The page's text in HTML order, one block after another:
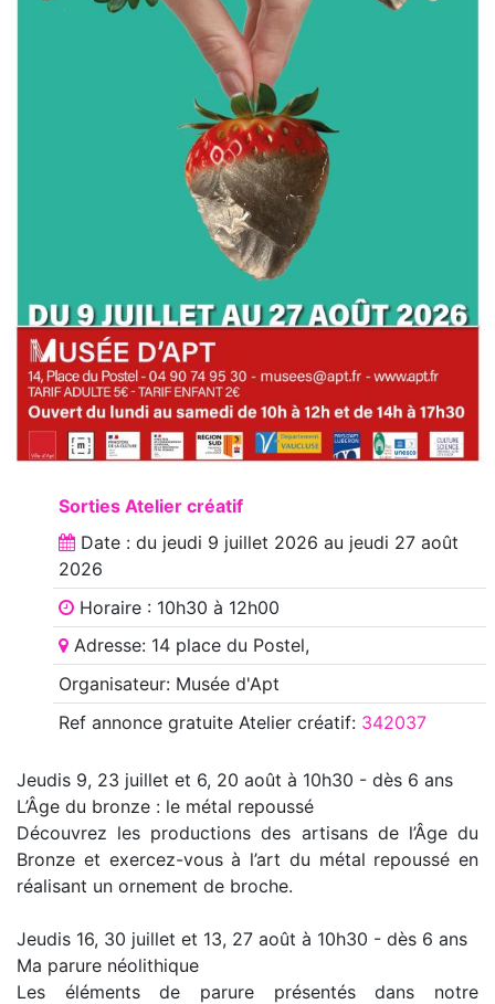
Sorties Atelier créatif
Date : du jeudi 9 juillet 2026 au jeudi 27 août
2026
Horaire : 10h30 à 12h00
Adresse: 14 place du Postel,
Organisateur: Musée d'Apt
Ref annoncegratuite Atelier créatif: 342037
Jeudis 9, 23 juillet et 6, 20 août à 10h30 - dès 6 ans
L’Âge du bronze : le métal repoussé
Découvrez les productions des artisans de l’Âge du
Bronze et exercez-vous à l’art du métal repoussé en
réalisant un ornement de broche.
Jeudis 16, 30 juillet et 13, 27 août à 10h30 - dès 6 ans
Ma parure néolithique
Les éléments de parure présentés dans notre